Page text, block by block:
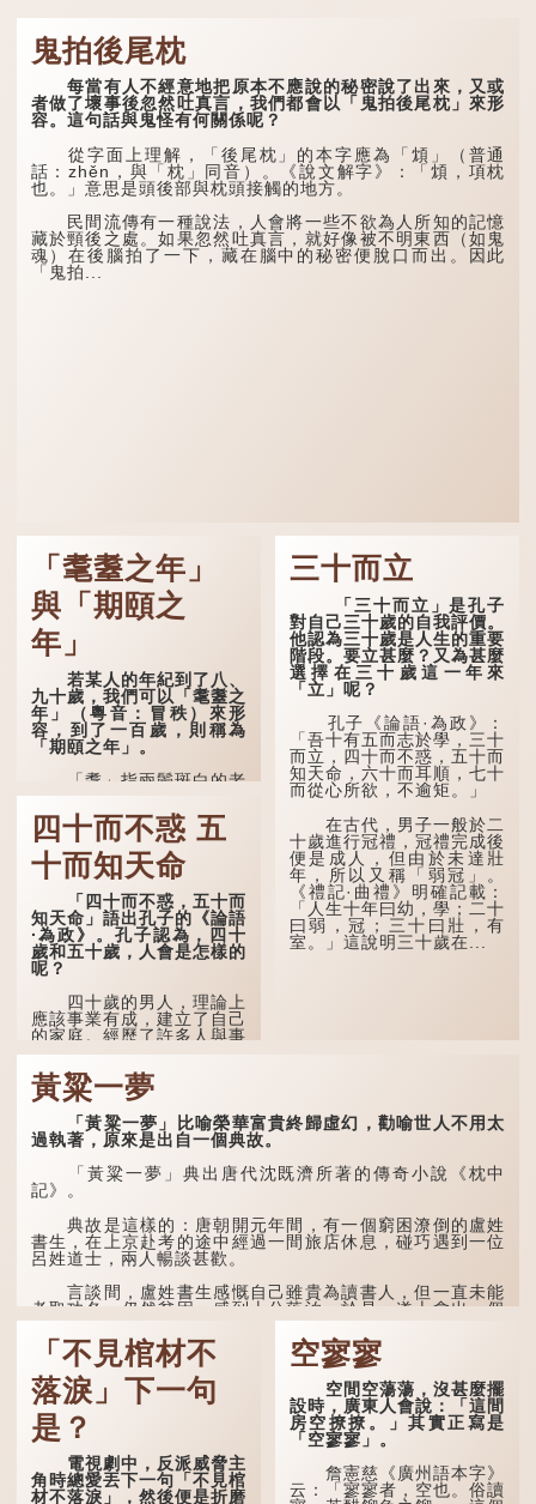
鬼拍後尾枕
每當有人不經意地把原本不應說的秘密說了出來，又或
者做了壞事後忽然吐真言，我們都會以「鬼拍後尾枕」來形
容。這句話與鬼怪有何關係呢？
從字面上理解，「後尾枕」的本字應為「䪴」（普通
話：zhěn，與「枕」同音）。《說文解字》：「䪴，項枕
也。」意思是頭後部與枕頭接觸的地方。
民間流傳有一種說法，人會將一些不欲為人所知的記憶
藏於頸後之處。如果忽然吐真言，就好像被不明東西（如鬼
魂）在後腦拍了一下，藏在腦中的秘密便脫口而出。因此
「鬼拍...
「耄耋之年」
與「期頤之
年」
若某人的年紀到了八、
九十歲，我們可以「耄耋之
年」（粵音：冒秩）來形
容，到了一百歲，則稱為
「期頤之年」。
「耄」指兩鬢斑白的老
人家，亦含有思想紊亂的意
思；「耋」更有跌倒的意
思，也是用來形容老人家
的。
曹操《對酒歌》就曾寫
道：「耄耋皆得以壽終，恩
澤廣及草木昆蟲。」
到了一百歲呢？
那麼就可以稱為「期
頤」。《禮記.曲禮上》：
「百年曰期頤。」鄭玄註：
「期，猶要也；頤，養也。
不知衣服食味，孝子要盡養
道...
四十而不惑 五
十而知天命
「四十而不惑，五十而
知天命」語出孔子的《論語
·為政》。孔子認為，四十
歲和五十歲，人會是怎樣的
呢？
四十歲的男人，理論上
應該事業有成，建立了自己
的家庭。經歷了許多人與事
之後，對事物有了自己的判
斷能力，不會輕易為表象所
迷惑。
孔子在《論語·子罕》
也說：「知者不惑，仁者不
憂，勇者不懼。」「知」與
智慧的「智」相通，四十歲
的男人應已累積足夠智慧，
不再對自己的人生感到困
惑、憂慮與恐懼。
三十而立
「三十而立」是孔子
對自己三十歲的自我評價。
他認為三十歲是人生的重要
階段。要立甚麼？又為甚麼
選擇在三十歲這一年來
「立」呢？
孔子《論語·為政》：
「吾十有五而志於學，三十
而立，四十而不惑，五十而
知天命，六十而耳順，七十
而從心所欲，不逾矩。」
在古代，男子一般於二
十歲進行冠禮，冠禮完成後
便是成人，但由於未達壯
年，所以又稱「弱冠」。
《禮記·曲禮》明確記載：
「人生十年曰幼，學；二十
曰弱，冠；三十曰壯，有
室。」這說明三十歲在...
黃粱一夢
「黃粱一夢」比喻榮華富貴終歸虛幻，勸喻世人不用太
過執著，原來是出自一個典故。
「黃粱一夢」典出唐代沈既濟所著的傳奇小說《枕中
記》。
典故是這樣的：唐朝開元年間，有一個窮困潦倒的盧姓
書生，在上京赴考的途中經過一間旅店休息，碰巧遇到一位
呂姓道士，兩人暢談甚歡。
言談間，盧姓書生感慨自己雖貴為讀書人，但一直未能
考取功名，仍然貧困，感到十分落泊。於是，道士拿出一個
青瓷枕頭，讓...
「不見棺材不
落淚」下一句
是？
電視劇中，反派威脅主
角時總愛丟下一句「不見棺
材不落淚」，然後便是折磨
空寥寥
空間空蕩蕩，沒甚麼擺
設時，廣東人會說：「這間
房空撩撩。」其實正寫是
「空寥寥」。
詹憲慈《廣州語本字》
云：「寥寥者，空也。俗讀